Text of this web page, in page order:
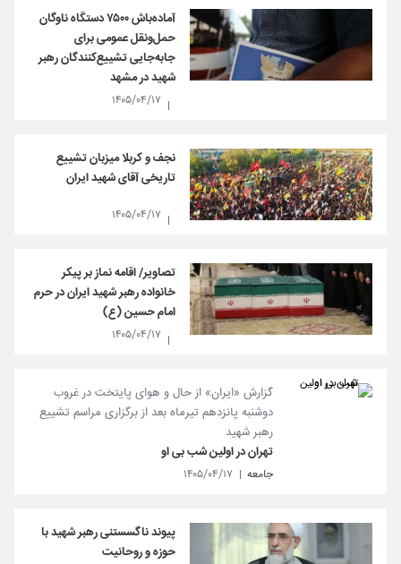
آماده‌باش ۷۵۰۰ دستگاه ناوگان
حمل‌ونقل عمومی برای
جابه‌جایی تشییع‌کنندگان رهبر
شهید در مشهد
۱۴۰۵/۰۴/۱۷
نجف و کربلا میزبان تشییع
تاریخی آقای شهید ایران
۱۴۰۵/۰۴/۱۷
تصاویر/ اقامه نماز بر پیکر
خانواده رهبر شهید ایران در حرم
امام حسین (ع)
۱۴۰۵/۰۴/۱۷
گزارش «ایران» از حال و هوای پایتخت در غروب
دوشنبه پانزدهم تیرماه بعد از برگزاری مراسم تشییع
رهبر شهید
تهران در اولین شب بی‌ او
جامعه ۱۴۰۵/۰۴/۱۷
پیوند ناگسستنی رهبر شهید با
حوزه و روحانیت